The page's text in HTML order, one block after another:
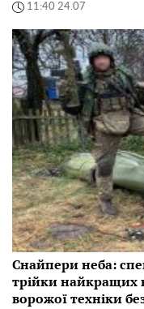
11:40 24.07
Снайпери неба:
трійки найкращих
ворожої техніки